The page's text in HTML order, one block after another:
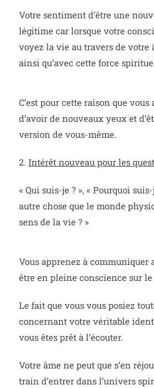
Votre sentiment d’être une
légitime car lorsque votre
voyez la vie au travers de
ainsi qu’avec cette force
C’est pour cette raison que
d’avoir de nouveaux yeux et
version de vous-même.
2.Intérêt nouveau pour les
« Qui suis-je ? », « Pourquoi
autre chose que le monde
sens de la vie ? »
Vous apprenez à communiquer
être en pleine conscience sur
Le fait que vous vous posiez
concernant votre véritable
vous êtes prêt à l’écouter.
Votre âme ne peut que s’en
train d’entrer dans l’univers